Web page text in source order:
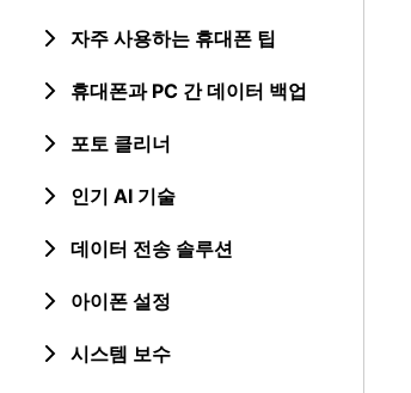
자주 사용하는 휴대폰 팁
휴대폰과 PC 간 데이터 백업
포토 클리너
인기 AI 기술
데이터 전송 솔루션
아이폰 설정
시스템 보수